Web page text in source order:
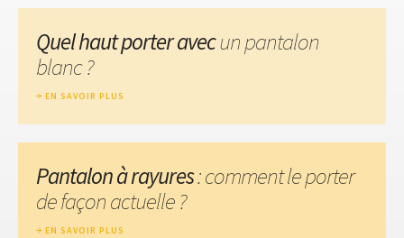
Quel haut porter avecun pantalon
blanc ?
EN SAVOIR PLUS
Pantalon à rayures: comment le porter
de façon actuelle ?
EN SAVOIR PLUS